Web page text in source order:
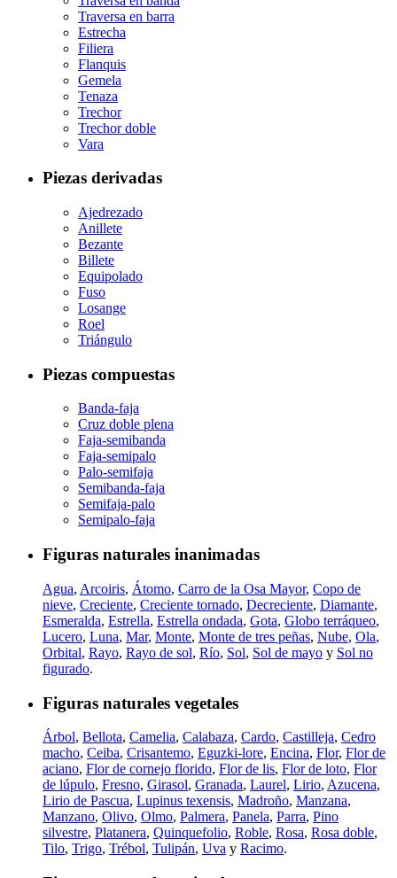
Traversa en barra
Estrecha
Filiera
Flanquis
Gemela
Tenaza
Trechor
Trechor doble
Vara
Piezas derivadas
Ajedrezado
Anillete
Bezante
Billete
Equipolado
Fuso
Losange
Roel
Triángulo
Piezas compuestas
Banda-faja
Cruz doble plena
Faja-semibanda
Faja-semipalo
Palo-semifaja
Semibanda-faja
Semifaja-palo
Semipalo-faja
Figuras naturales inanimadas
Agua, Arcoiris, Átomo, Carro de la Osa Mayor, Copo de
nieve, Creciente, Creciente tornado, Decreciente, Diamante,
Esmeralda, Estrella, Estrella ondada, Gota, Globo terráqueo,
Lucero, Luna, Mar, Monte, Monte de tres peñas, Nube, Ola,
Orbital, Rayo, Rayo de sol, Río, Sol, Sol de mayo y Sol no
figurado.
Figuras naturales vegetales
Árbol, Bellota, Camelia, Calabaza, Cardo, Castilleja, Cedro
macho, Ceiba, Crisantemo, Eguzki-lore, Encina, Flor, Flor de
aciano, Flor de cornejo florido, Flor de lis, Flor de loto, Flor
de lúpulo, Fresno, Girasol, Granada, Laurel, Lirio, Azucena,
Lirio de Pascua, Lupinus texensis, Madroño, Manzana,
Manzano, Olivo, Olmo, Palmera, Panela, Parra, Pino
silvestre, Platanera, Quinquefolio, Roble, Rosa, Rosa doble,
Tilo, Trigo, Trébol, Tulipán, Uva y Racimo.